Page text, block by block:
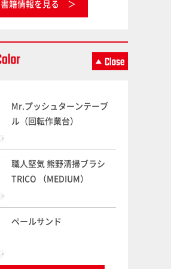
書籍情報を見る
Mr.プッシュターンテーブ
ル（回転作業台）
職人堅気 熊野清掃ブラシ
TRICO （MEDIUM）
ペールサンド